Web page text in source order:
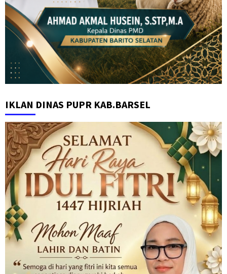
IKLAN DINAS PUPR KAB.BARSEL